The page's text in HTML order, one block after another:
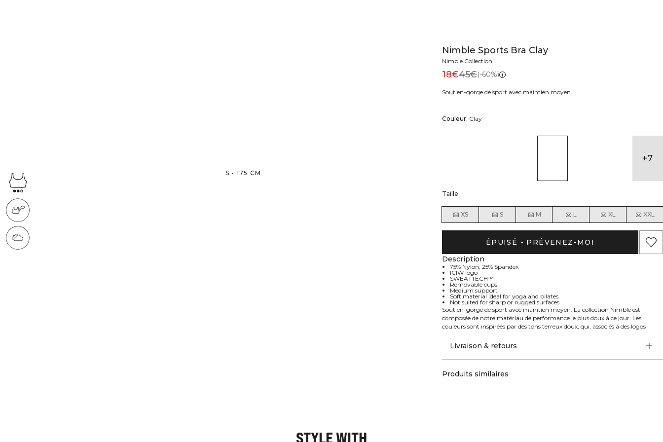
S - 175 CM
Nimble Sports Bra Clay
Nimble Collection
18€45€(-60%)
Soutien-gorge de sport avec maintien moyen.
Couleur: Clay
+7
Taille
XS S M L XL XXL
ÉPUISÉ - PRÉVENEZ-MOI
Description
75% Nylon, 25% Spandex
ICIW logo
SWEATTECH™
Removable cups
Medium support
Soft material ideal for yoga and pilates
Not suited for sharp or rugged surfaces
Soutien-gorge de sport avec maintien moyen. La collection Nimble est
composée de notre matériau de performance le plus doux à ce jour. Les
couleurs sont inspirées par des tons terreux doux, qui, associés à des logos
exemple le yoga et le pilates. Le matériau légèrement brossé peut résister à un
exposent régulièrement le matériau à des surfaces tranchantes ou rugueuses,
Livraison & retours
Produits similaires
STYLE WITH